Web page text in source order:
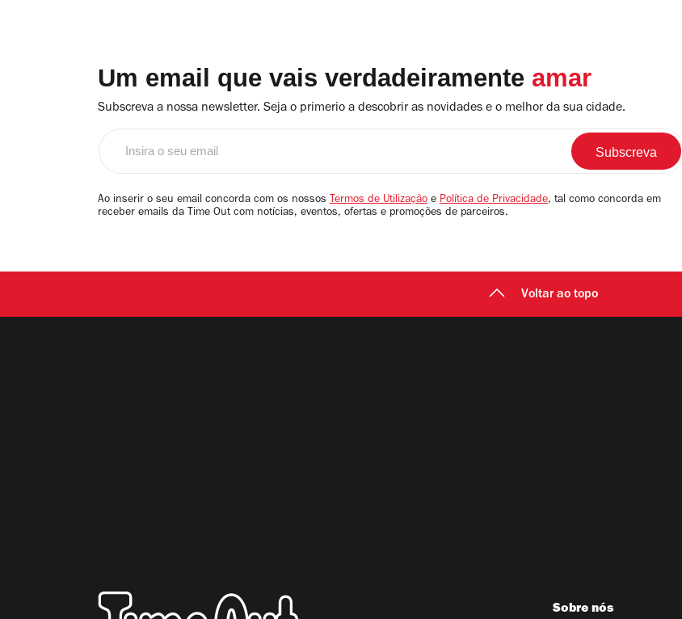
Um email que vais verdadeiramente amar
Subscreva a nossa newsletter. Seja o primerio a descobrir as novidades e o melhor da sua cidade.
email
Ao inserir o seu email concorda com os nossos Termos de Utilização e Política de Privacidade, tal como concorda em
receber emails da Time Out com notícias, eventos, ofertas e promoções de parceiros.
Voltar ao topo
Sobre nós